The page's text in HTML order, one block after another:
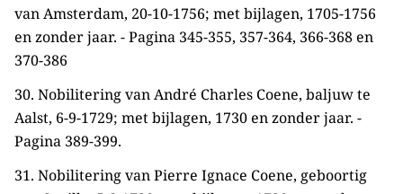
van Amsterdam, 20-10-1756; met bijlagen, 1705-1756
en zonder jaar. - Pagina 345-355, 357-364, 366-368 en
370-386
30. Nobilitering van André Charles Coene, baljuw te
Aalst, 6-9-1729; met bijlagen, 1730 en zonder jaar. -
Pagina 389-399.
31. Nobilitering van Pierre Ignace Coene, geboortig